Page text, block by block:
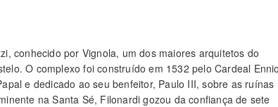
conhecido por Vignola, um dos maiores arquitetos do
O complexo foi construído em 1532 pelo Cardeal
e dedicado ao seu benfeitor, Paulo III, sobre as ruínas
na Santa Sé, Filonardi gozou da confiança de sete